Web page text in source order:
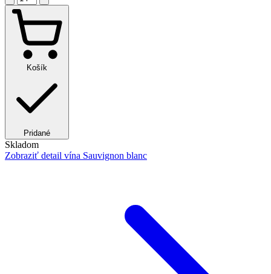
Košík
Pridané
Skladom
Zobraziť detail vína Sauvignon blanc